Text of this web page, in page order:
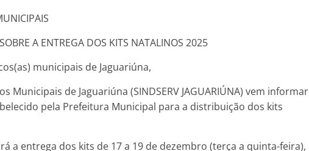
A ENTREGA DOS KITS NATALINOS 2025
municipais de Jaguariúna,
Municipais de Jaguariúna (SINDSERV JAGUARIÚNA) vem informar
pela Prefeitura Municipal para a distribuição dos kits
a entrega dos kits de 17 a 19 de dezembro (terça a quinta-feira),